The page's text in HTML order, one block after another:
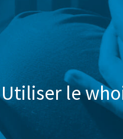
Utiliser le